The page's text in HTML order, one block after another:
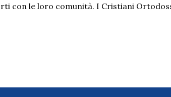
con le loro comunità. I Cristiani